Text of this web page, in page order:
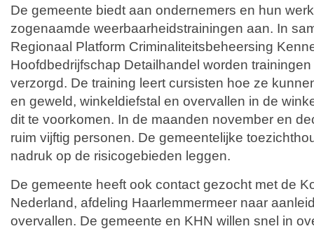
De gemeente biedt aan ondernemers en hun
zogenaamde weerbaarheidstrainingen aan. In
Regionaal Platform Criminaliteitsbeheersing
Hoofdbedrijfschap Detailhandel worden trainingen
verzorgd. De training leert cursisten hoe ze
en geweld, winkeldiefstal en overvallen in de
dit te voorkomen. In de maanden november en
ruim vijftig personen. De gemeentelijke
nadruk op de risicogebieden leggen.
De gemeente heeft ook contact gezocht met de
Nederland, afdeling Haarlemmermeer naar
overvallen. De gemeente en KHN willen snel in